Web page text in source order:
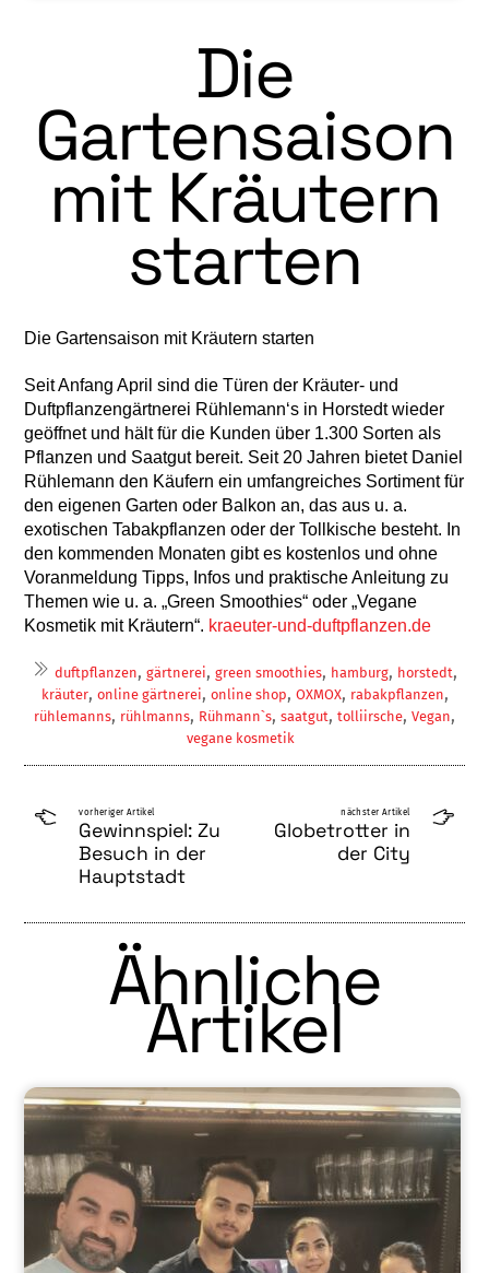
Die
Gartensaison
mit Kräutern
starten
Die Gartensaison mit Kräutern starten
Seit Anfang April sind die Türen der Kräuter- und
Duftpflanzengärtnerei Rühlemann‘s in Horstedt wieder
geöffnet und hält für die Kunden über 1.300 Sorten als
Pflanzen und Saatgut bereit. Seit 20 Jahren bietet Daniel
Rühlemann den Käufern ein umfangreiches Sortiment für
den eigenen Garten oder Balkon an, das aus u. a.
exotischen Tabakpflanzen oder der Tollkische besteht. In
den kommenden Monaten gibt es kostenlos und ohne
Voranmeldung Tipps, Infos und praktische Anleitung zu
Themen wie u. a. „Green Smoothies“ oder „Vegane
Kosmetik mit Kräutern“. kraeuter-und-duftpflanzen.de
duftpflanzen, gärtnerei, green smoothies, hamburg, horstedt,
kräuter, online gärtnerei, online shop, OXMOX, rabakpflanzen,
rühlemanns, rühlmanns, Rühmann`s, saatgut, tolliirsche, Vegan,
vegane kosmetik
vorheriger Artikel
Gewinnspiel: Zu
Besuch in der
Hauptstadt
nächster Artikel
Globetrotter in
der City
Ähnliche
Artikel